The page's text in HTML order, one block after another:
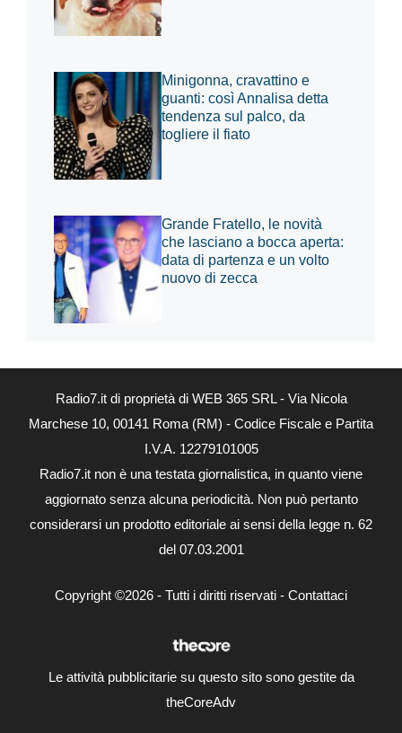
Minigonna, cravattino e
guanti: così Annalisa detta
tendenza sul palco, da
togliere il fiato
Grande Fratello, le novità
che lasciano a bocca aperta:
data di partenza e un volto
nuovo di zecca
Radio7.it di proprietà di WEB 365 SRL - Via Nicola
Marchese 10, 00141 Roma (RM) - Codice Fiscale e Partita
I.V.A. 12279101005
Radio7.it non è una testata giornalistica, in quanto viene
aggiornato senza alcuna periodicità. Non può pertanto
considerarsi un prodotto editoriale ai sensi della legge n. 62
del 07.03.2001
Copyright ©2026 - Tutti i diritti riservati - Contattaci
Le attività pubblicitarie su questo sito sono gestite da
theCoreAdv